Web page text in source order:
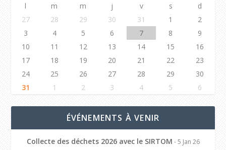
l
m m j v s
d
27
28 29 30 31 1
2
3
4 5 6 7 8
9
10
11 12 13 14 15
16
17
18 19 20 21 22
23
24
25 26 27 28 29
30
31
1 2 3 4 5 6
ÉVÉNEMENTS À VENIR
Collecte des déchets 2026 avec le SIRTOM - 5 Jan 26